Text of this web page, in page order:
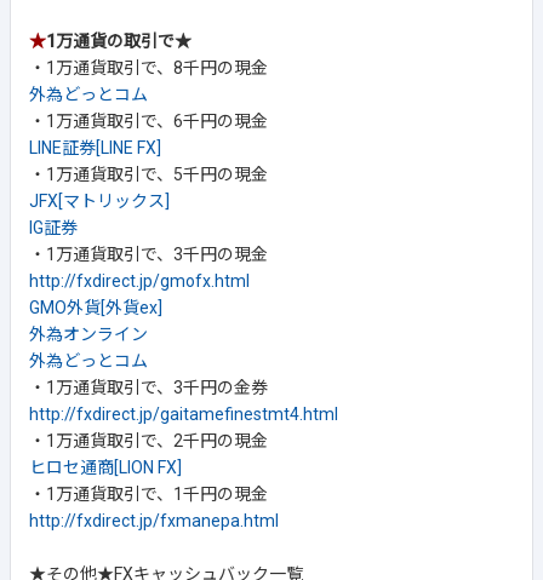
★1万通貨の取引で★
・1万通貨取引で、8千円の現金
外為どっとコム
・1万通貨取引で、6千円の現金
LINE証券[LINE FX]
・1万通貨取引で、5千円の現金
JFX[マトリックス]
IG証券
・1万通貨取引で、3千円の現金
http://fxdirect.jp/gmofx.html
GMO外貨[外貨ex]
外為オンライン
外為どっとコム
・1万通貨取引で、3千円の金券
http://fxdirect.jp/gaitamefinestmt4.html
・1万通貨取引で、2千円の現金
ヒロセ通商[LION FX]
・1万通貨取引で、1千円の現金
http://fxdirect.jp/fxmanepa.html
★その他★FXキャッシュバック一覧